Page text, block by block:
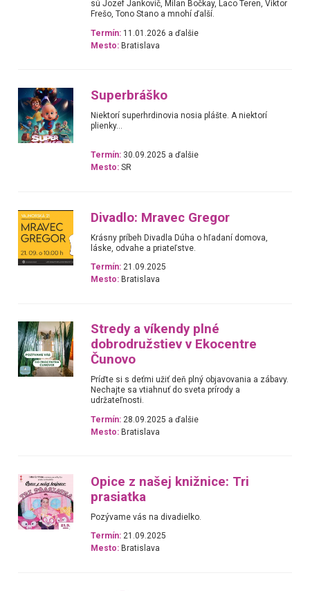
sú Jozef Jankovič, Milan Bočkay, Laco Teren, Viktor
Frešo, Tono Stano a mnohí ďalší.
Termín: 11.01.2026 a ďalšie
Mesto: Bratislava
Superbráško
Niektorí superhrdinovia nosia plášte. A niektorí
plienky...
Termín: 30.09.2025 a ďalšie
Mesto: SR
Divadlo: Mravec Gregor
Krásny príbeh Divadla Dúha o hľadaní domova,
láske, odvahe a priateľstve.
Termín: 21.09.2025
Mesto: Bratislava
Stredy a víkendy plné
dobrodružstiev v Ekocentre
Čunovo
Príďte si s deťmi užiť deň plný objavovania a zábavy.
Nechajte sa vtiahnuť do sveta prírody a
udržateľnosti.
Termín: 28.09.2025 a ďalšie
Mesto: Bratislava
Opice z našej knižnice: Tri
prasiatka
Pozývame vás na divadielko.
Termín: 21.09.2025
Mesto: Bratislava